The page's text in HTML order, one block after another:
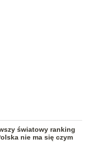
światowy ranking
nie ma się czym